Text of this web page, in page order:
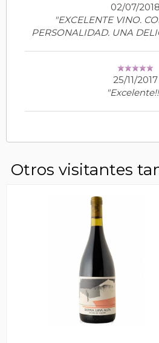
02/07/2018
"EXCELENTE VINO.
PERSONALIDAD. UNA
25/11/2017
Otros visitantes